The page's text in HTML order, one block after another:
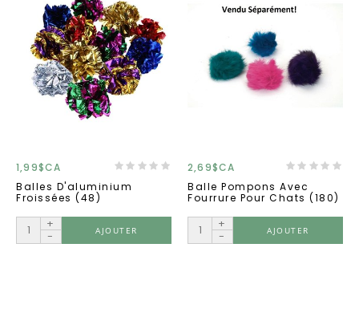
1,99$CA
Balles D'aluminium
Froissées (48)
+
-
AJOUTER
2,69$CA
Balle Pompons Avec
Fourrure Pour Chats (180)
+
-
AJOUTER